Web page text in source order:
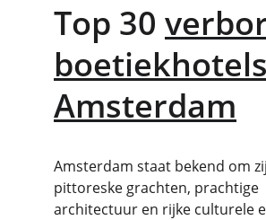
Top 30
Amsterdam
Amsterdam staat bekend om
pittoreske grachten, prachtige
architectuur en rijke culturele